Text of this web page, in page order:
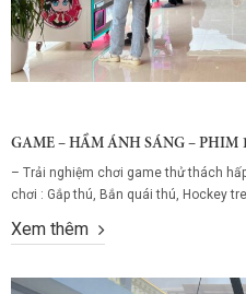
GAME – HẦM ÁNH SÁNG – PHIM
– Trải nghiệm chơi game thử thách
chơi : Gắp thú, Bắn quái thú, Hockey
những cây nấm, động vật...
Xem thêm